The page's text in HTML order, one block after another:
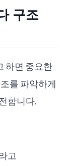
구조
하면 중요한
를 파악하게
합니다.
고